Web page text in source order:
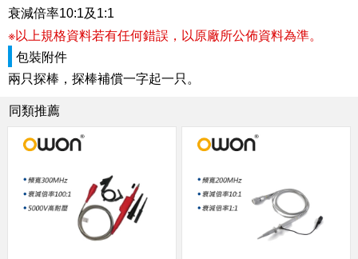
衰減倍率10:1及1:1
※以上規格資料若有任何錯誤，以原廠所公佈資料為準。
包裝附件
兩只探棒，探棒補償一字起一只。
同類推薦